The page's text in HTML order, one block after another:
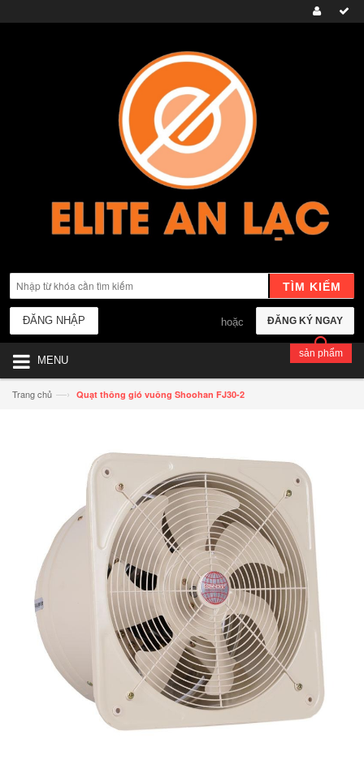
TÌM KIẾM
ĐĂNG KÝ NGAY
hoặc
ĐĂNG NHẬP
MENU
sản phẩm
Trang chủ —› Quạt thông gió vuông Shoohan FJ30-2